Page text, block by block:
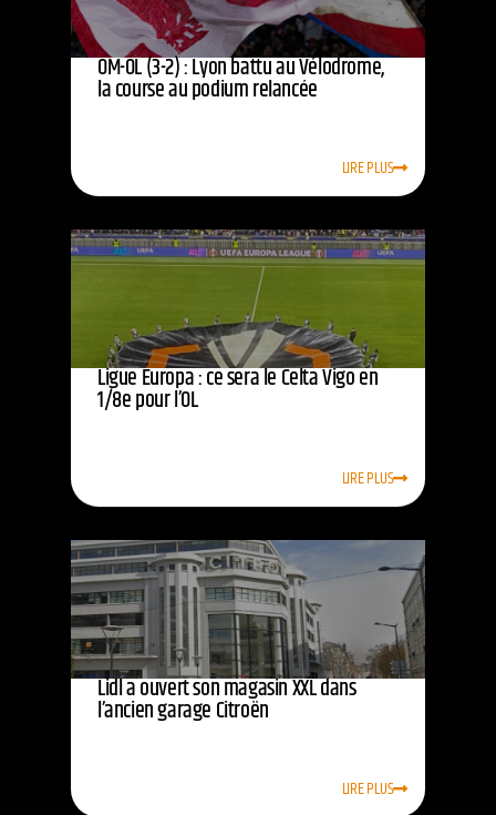
OM-OL (3-2) : Lyon battu au Vélodrome,
la course au podium relancée
LIRE PLUS
Ligue Europa : ce sera le Celta Vigo en
1/8e pour l’OL
LIRE PLUS
Lidl a ouvert son magasin XXL dans
l’ancien garage Citroën
LIRE PLUS